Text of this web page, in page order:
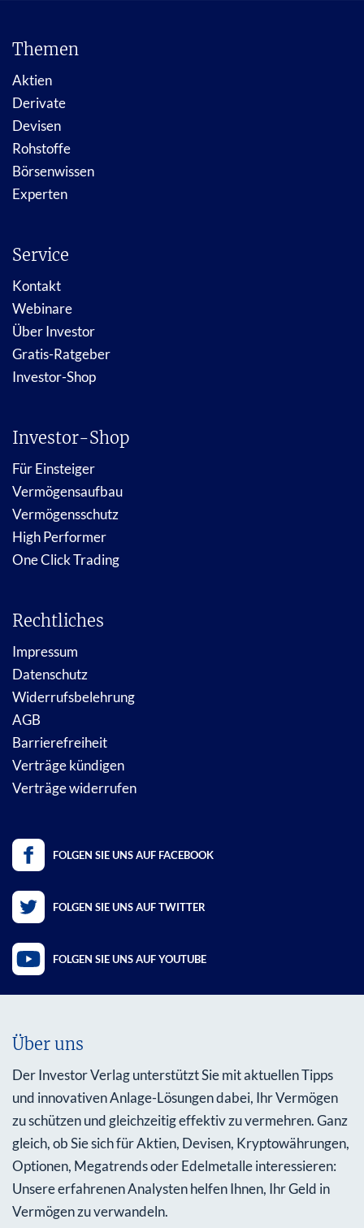
Themen
Aktien
Derivate
Devisen
Rohstoffe
Börsenwissen
Experten
Service
Kontakt
Webinare
Über Investor
Gratis-Ratgeber
Investor-Shop
Investor-Shop
Für Einsteiger
Vermögensaufbau
Vermögensschutz
High Performer
One Click Trading
Rechtliches
Impressum
Datenschutz
Widerrufsbelehrung
AGB
Barrierefreiheit
Verträge kündigen
Verträge widerrufen
FOLGEN SIE UNS AUF FACEBOOK
FOLGEN SIE UNS AUF TWITTER
FOLGEN SIE UNS AUF YOUTUBE
Über uns
Der Investor Verlag unterstützt Sie mit aktuellen Tipps
und innovativen Anlage-Lösungen dabei, Ihr Vermögen
zu schützen und gleichzeitig effektiv zu vermehren. Ganz
gleich, ob Sie sich für Aktien, Devisen, Kryptowährungen,
Optionen, Megatrends oder Edelmetalle interessieren:
Unsere erfahrenen Analysten helfen Ihnen, Ihr Geld in
Vermögen zu verwandeln.